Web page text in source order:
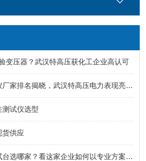
变压器？武汉特高压获化工企业高认可
继电保护测试仪厂家排名揭晓，武汉特高压电力表现亮眼！
测试仪选型
货供应
变压器综合测试台选哪家？看这家企业如何以专业方案赢得信赖